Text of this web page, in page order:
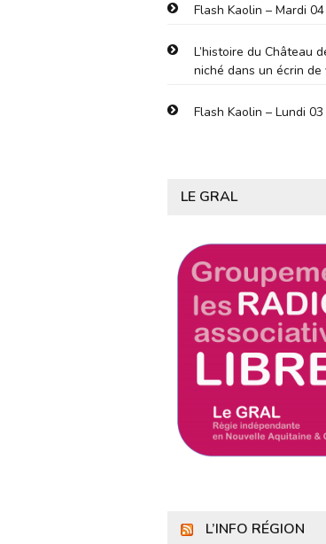
Flash Kaolin – Mardi
L’histoire du Château
niché dans un écrin de
Flash Kaolin – Lundi
LE GRAL
L’INFO RÉGION